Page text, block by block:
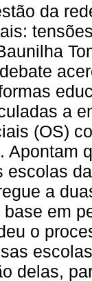
da
a
(OS)
Apontam
escolas
a
em
o
delas,